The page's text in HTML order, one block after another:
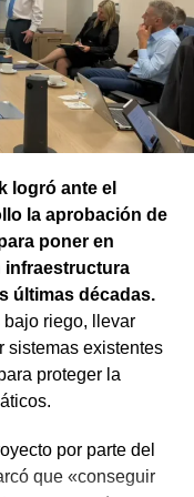
a recuperar los
las condiciones de
logró ante el
la aprobación de
poner en
infraestructura
últimas décadas.
bajo riego, llevar
sistemas existentes
proteger la
por parte del
que «conseguir